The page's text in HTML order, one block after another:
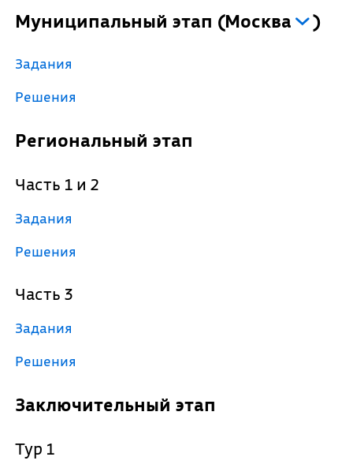
Муниципальный этап (Москва )
Задания
Решения
Региональный этап
Часть 1 и 2
Задания
Решения
Часть 3
Задания
Решения
Заключительный этап
Тур 1